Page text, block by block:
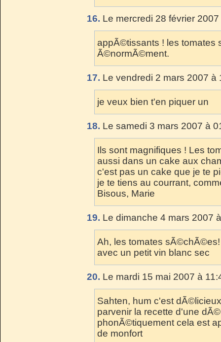
16. Le mercredi 28 février
appÃ©tissants ! les tomates
Ã©normÃ©ment.
17. Le vendredi 2 mars 2007 à
je veux bien t'en piquer un
18. Le samedi 3 mars 2007 à
Ils sont magnifiques ! Les
aussi dans un cake aux
c'est pas un cake que je te
je te tiens au courrant,
Bisous, Marie
19. Le dimanche 4 mars 2007
Ah, les tomates
avec un petit vin blanc sec
20. Le mardi 15 mai 2007 à
Sahten, hum c'est
parvenir la recette d'une
phonÃ©tiquement cela est
de monfort